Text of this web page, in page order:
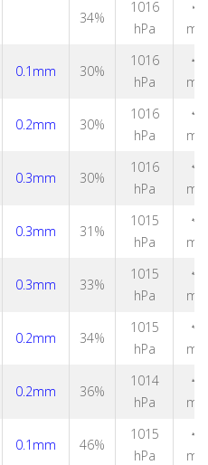
34%
1016
hPa
↑
m/s
0.1mm 30%
1016
hPa
↑
m/s
0.2mm 30%
1016
hPa
↑
m/s
0.3mm 30%
1016
hPa
↑
m/s
0.3mm 31%
1015
hPa
↑
m/s
0.3mm 33%
1015
hPa
↑
m/s
0.2mm 34%
1015
hPa
↑
m/s
0.2mm 36%
1014
hPa
↑
m/s
0.1mm 46%
1015
hPa
↑
m/s